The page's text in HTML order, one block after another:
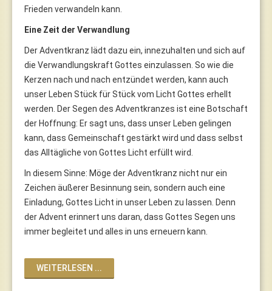
Frieden verwandeln kann.
Eine Zeit der Verwandlung
Der Adventkranz lädt dazu ein, innezuhalten und sich auf
die Verwandlungskraft Gottes einzulassen. So wie die
Kerzen nach und nach entzündet werden, kann auch
unser Leben Stück für Stück vom Licht Gottes erhellt
werden. Der Segen des Adventkranzes ist eine Botschaft
der Hoffnung: Er sagt uns, dass unser Leben gelingen
kann, dass Gemeinschaft gestärkt wird und dass selbst
das Alltägliche von Gottes Licht erfüllt wird.
In diesem Sinne: Möge der Adventkranz nicht nur ein
Zeichen äußerer Besinnung sein, sondern auch eine
Einladung, Gottes Licht in unser Leben zu lassen. Denn
der Advent erinnert uns daran, dass Gottes Segen uns
immer begleitet und alles in uns erneuern kann.
WEITERLESEN ...